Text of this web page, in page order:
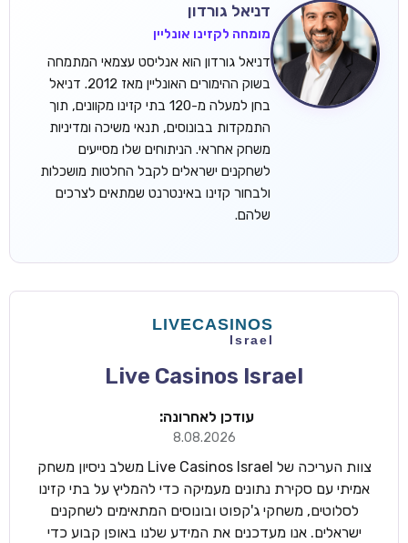
דניאל גורדון
מומחה לקזינו אונליין
דניאל גורדון הוא אנליסט עצמאי המתמחה
בשוק ההימורים האונליין מאז 2012. דניאל
בחן למעלה מ-120 בתי קזינו מקוונים, תוך
התמקדות בבונוסים, תנאי משיכה ומדיניות
משחק אחראי. הניתוחים שלו מסייעים
לשחקנים ישראלים לקבל החלטות מושכלות
ולבחור קזינו באינטרנט שמתאים לצרכים
שלהם.
Live Casinos Israel
עודכן לאחרונה:
8.08.2026
צוות העריכה של Live Casinos Israel משלב ניסיון משחק
אמיתי עם סקירת נתונים מעמיקה כדי להמליץ על בתי קזינו
לסלוטים, משחקי ג'קפוט ובונוסים המתאימים לשחקנים
ישראלים. אנו מעדכנים את המידע שלנו באופן קבוע כדי